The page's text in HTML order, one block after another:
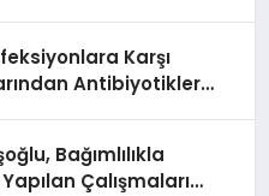
Karşı
Antibiyotikler
Bağımlılıkla
Çalışmaları